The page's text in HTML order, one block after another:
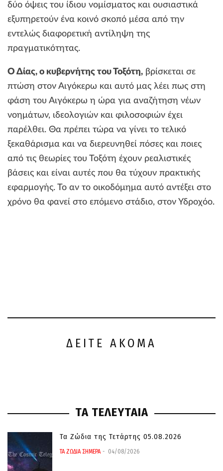
δύο όψεις του ίδιου νομίσματος και ουσιαστικά
εξυπηρετούν ένα κοινό σκοπό μέσα από την
εντελώς διαφορετική αντίληψη της
πραγματικότητας.
Ο Δίας, ο κυβερνήτης του Τοξότη, βρίσκεται σε
πτώση στον Αιγόκερω και αυτό μας λέει πως στη
φάση του Αιγόκερω η ώρα για αναζήτηση νέων
νοημάτων, ιδεολογιών και φιλοσοφιών έχει
παρέλθει. Θα πρέπει τώρα να γίνει το τελικό
ξεκαθάρισμα και να διερευνηθεί πόσες και ποιες
από τις θεωρίες του Τοξότη έχουν ρεαλιστικές
βάσεις και είναι αυτές που θα τύχουν πρακτικής
εφαρμογής. Το αν το οικοδόμημα αυτό αντέξει στο
χρόνο θα φανεί στο επόμενο στάδιο, στον Υδροχόο.
ΔΕΙΤΕ ΑΚΟΜΑ
ΤΑ ΤΕΛΕΥΤΑΙΑ
Τα Ζώδια της Τετάρτης 05.08.2026
ΤΑ ΖΩΔΙΑ ΣΗΜΕΡΑ 04/08/2026